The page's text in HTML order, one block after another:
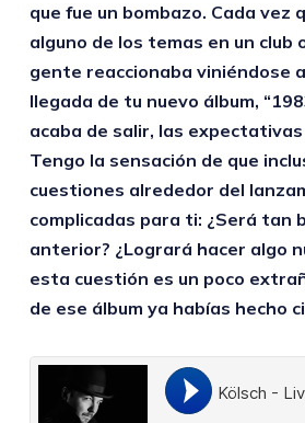
que fue un bombazo. Cada vez
alguno de los temas en un club
gente reaccionaba viniéndose
llegada de tu nuevo álbum,
acaba de salir, las
Tengo la sensación de que
cuestiones alrededor del
complicadas para ti: ¿Será tan
anterior? ¿Logrará hacer algo
esta cuestión es un poco
de ese álbum ya habías hecho